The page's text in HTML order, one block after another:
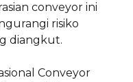
conveyor ini
risiko
diangkut.
Conveyor